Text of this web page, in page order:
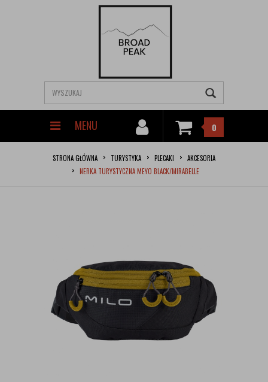
MENU 0
STRONA GŁÓWNA TURYSTYKA PLECAKI
AKCESORIA
NERKA TURYSTYCZNA MEYO BLACK/MIRABELLE